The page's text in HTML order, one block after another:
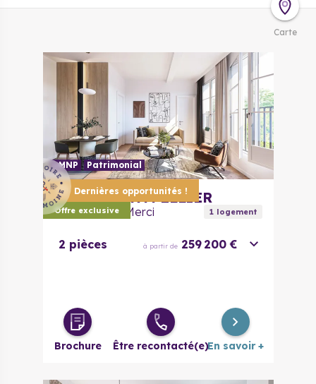
Carte
Dernières opportunités !
Offre exclusive
LMNP Patrimonial
34000 MONTPELLIER
Le Clos de la Merci 1logement
2 pièces à partir de 259 200 €
Brochure Être recontacté(e)En savoir +